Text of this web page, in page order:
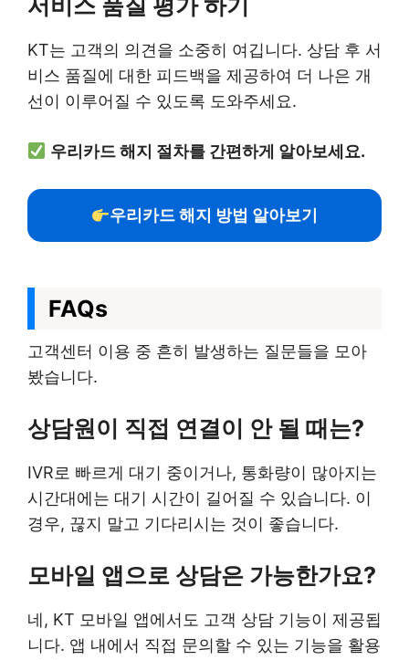
서비스 품질 평가 하기
KT는 고객의 의견을 소중히 여깁니다. 상담 후 서
비스 품질에 대한 피드백을 제공하여 더 나은 개
선이 이루어질 수 있도록 도와주세요.
우리카드 해지 절차를 간편하게 알아보세요.
우리카드 해지 방법 알아보기
FAQs
고객센터 이용 중 흔히 발생하는 질문들을 모아
봤습니다.
상담원이 직접 연결이 안 될 때는?
IVR로 빠르게 대기 중이거나, 통화량이 많아지는
시간대에는 대기 시간이 길어질 수 있습니다. 이
경우, 끊지 말고 기다리시는 것이 좋습니다.
모바일 앱으로 상담은 가능한가요?
네, KT 모바일 앱에서도 고객 상담 기능이 제공됩
니다. 앱 내에서 직접 문의할 수 있는 기능을 활용